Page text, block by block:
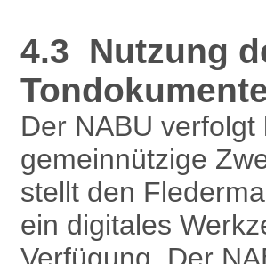
4.3 Nutzung
Der NABU
gemein­nützige
stellt den
ein digitales